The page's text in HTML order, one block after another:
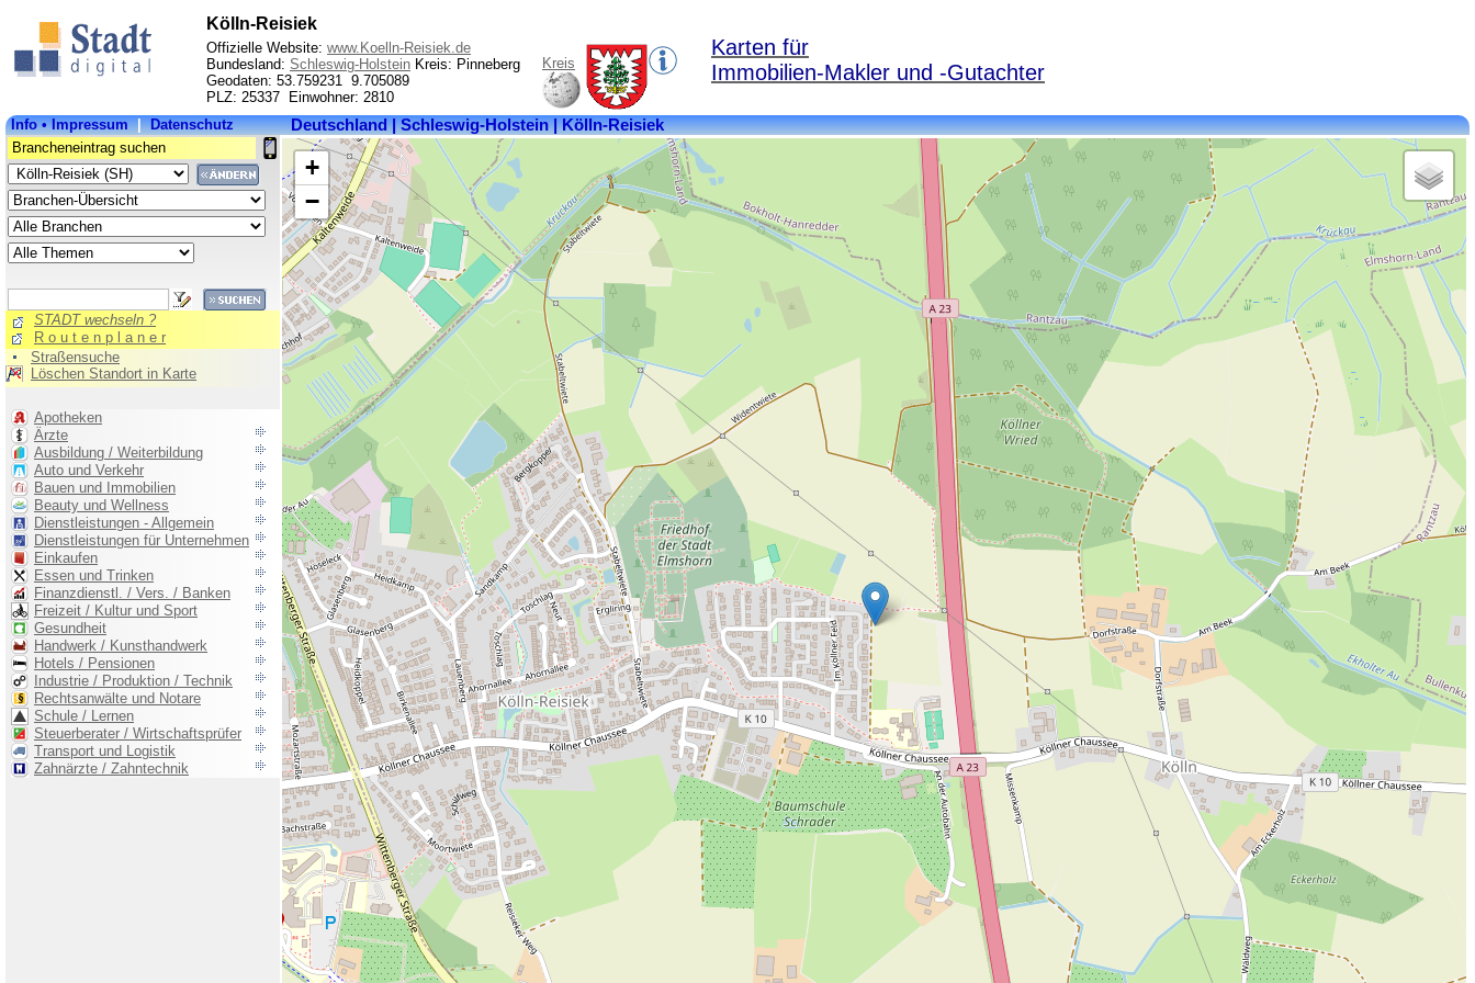
Kölln-Reisiek
Offizielle Website: www.Koelln-Reisiek.de
Bundesland: Schleswig-Holstein Kreis: Pinneberg
Geodaten: 53.759231 9.705089
PLZ: 25337 Einwohner: 2810
Kreis
Pinneberg
Bundesland:
Schleswig-
Holstein
Fläche:
6,77
Einwohner:
Ortsteile:
Altenmühlen,
Grauer
Kölln,
Kölln-
Reisiek,
Reisiek
Karten für
Immobilien-Makler und -Gutachter